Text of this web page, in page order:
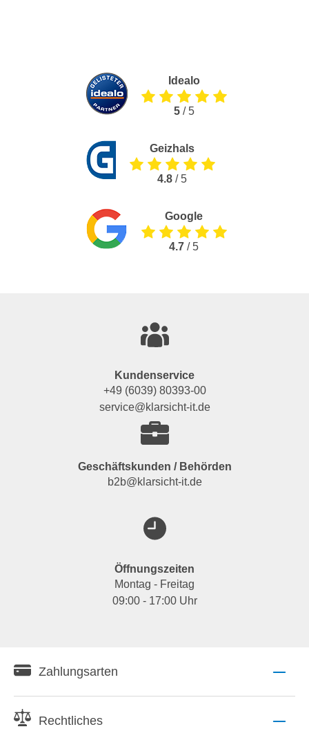
Idealo
5/ 5
Geizhals
4.8 / 5
Google
4.7 / 5
Kundenservice
+49 (6039) 80393-00
service@klarsicht-it.de
Geschäftskunden / Behörden
b2b@klarsicht-it.de
Öffnungszeiten
Montag - Freitag
09:00 - 17:00 Uhr
Zahlungsarten
Rechtliches